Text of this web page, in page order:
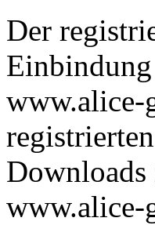
Der
www.alice-
Downloads
www.alice-